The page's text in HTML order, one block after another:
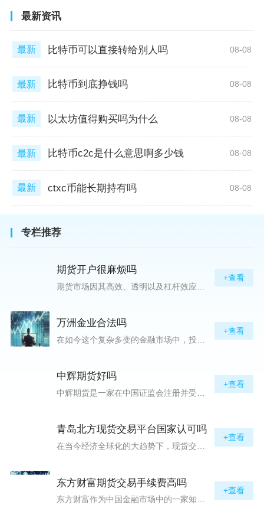
最新资讯
最新 比特币可以直接转给别人吗 08-08
最新 比特币到底挣钱吗 08-08
最新 以太坊值得购买吗为什么 08-08
最新 比特币c2c是什么意思啊多少钱 08-08
最新 ctxc币能长期持有吗 08-08
专栏推荐
期货开户很麻烦吗
+查看
万洲金业合法吗
+查看
中辉期货好吗
+查看
青岛北方现货交易平台国家认可吗
在当今经济全球化的大趋势下，现货交易市场作为资本流动的重要平台，正吸引着世界各地的目光。中国，作为全球第二大经济体，其金融市场的发展和监管逐渐受到各界的重视。在众多现货交易平台中，青岛北方现货交易平台（下简称“北方平台”）究竟是否得到了国家的认可和监管，是许多投资者和市场参与者关心的问题。本文旨在深入探讨北方平台的性质、运营情况及其是否获得国家认可等方面的信息。北方平台成立于某年，位于中国山东省青岛市，旨在为企业和个人提供一套完善的物质现货交易服务。平台运用现代信息技术，建立
+查看
东方财富期货交易手续费高吗
东方财富作为中国金融市场中的一家知名综合金融服务公司，向广大投资者提供了包括期货交易在内的多项服务。而对于广大期货市场的投资者来说，交易成本无疑是他们在选择期货交易服务商时考虑的重要因素之一。在这期货交易手续费是影响交易成本的主要组成部分。很多投资者都十分关注“东方财富期货交易手续费高吗？”这一问题。本文将从多个角度对东方财富期货交易手续费进行分析，帮助投资者对此有一个全面的了解。在深入讨论之前，我们需要明确一个事实：期货交易手续费是指投资者在进行期货合约买卖时，需要支付给期
+查看